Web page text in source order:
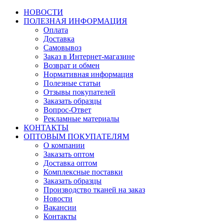
НОВОСТИ
ПОЛЕЗНАЯ ИНФОРМАЦИЯ
Оплата
Доставка
Самовывоз
Заказ в Интернет-магазине
Возврат и обмен
Нормативная информация
Полезные статьи
Отзывы покупателей
Заказать образцы
Вопрос-Ответ
Рекламные материалы
КОНТАКТЫ
ОПТОВЫМ ПОКУПАТЕЛЯМ
О компании
Заказать оптом
Доставка оптом
Комплексные поставки
Заказать образцы
Производство тканей на заказ
Новости
Вакансии
Контакты